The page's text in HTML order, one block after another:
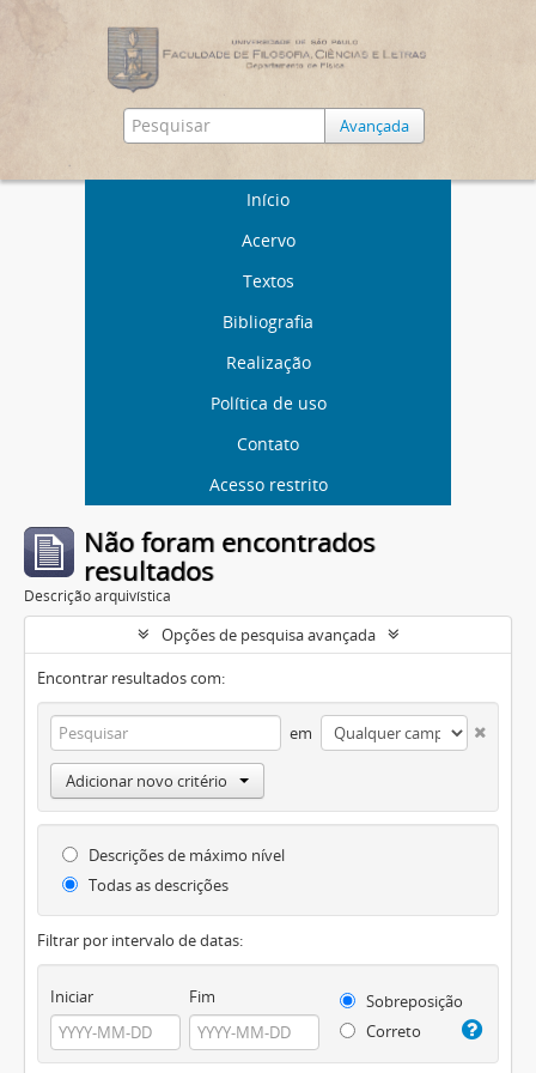
Avançada
Início
Acervo
Textos
Bibliografia
Realização
Política de uso
Contato
Acesso restrito
Não foram encontrados
resultados
Descrição arquivística
Opções de pesquisa avançada
Encontrar resultados com:
em
Adicionar novo critério
Descrições de máximo nível
Todas as descrições
Filtrar por intervalo de datas:
Iniciar Fim
Sobreposição
Correto